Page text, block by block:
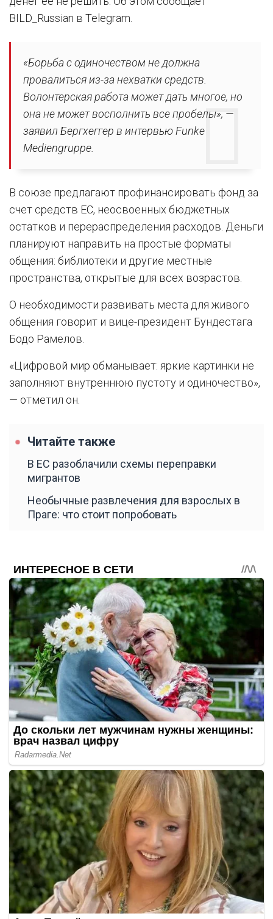
BILD_Russian в Telegram.
«Борьба с одиночеством не должна
провалиться из-за нехватки средств.
Волонтерская работа может дать многое, но
она не может восполнить все пробелы», —
заявил Бергхеггер в интервью Funke
Mediengruppe.
В союзе предлагают профинансировать фонд за
счет средств ЕС, неосвоенных бюджетных
остатков и перераспределения расходов. Деньги
планируют направить на простые форматы
общения: библиотеки и другие местные
пространства, открытые для всех возрастов.
О необходимости развивать места для живого
общения говорит и вице-президент Бундестага
Бодо Рамелов.
«Цифровой мир обманывает: яркие картинки не
заполняют внутреннюю пустоту и одиночество»,
— отметил он.
Читайте также
В ЕС разоблачили схемы переправки
мигрантов
Необычные развлечения для взрослых в
Праге: что стоит попробовать